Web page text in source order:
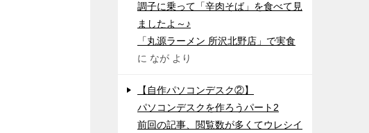
調子に乗って「辛肉そば」を食べて見
ましたよ～♪
「丸源ラーメン 所沢北野店」で実食
に なが より
【自作パソコンデスク②】
パソコンデスクを作ろうパート2
前回の記事、閲覧数が多くてウレシイ